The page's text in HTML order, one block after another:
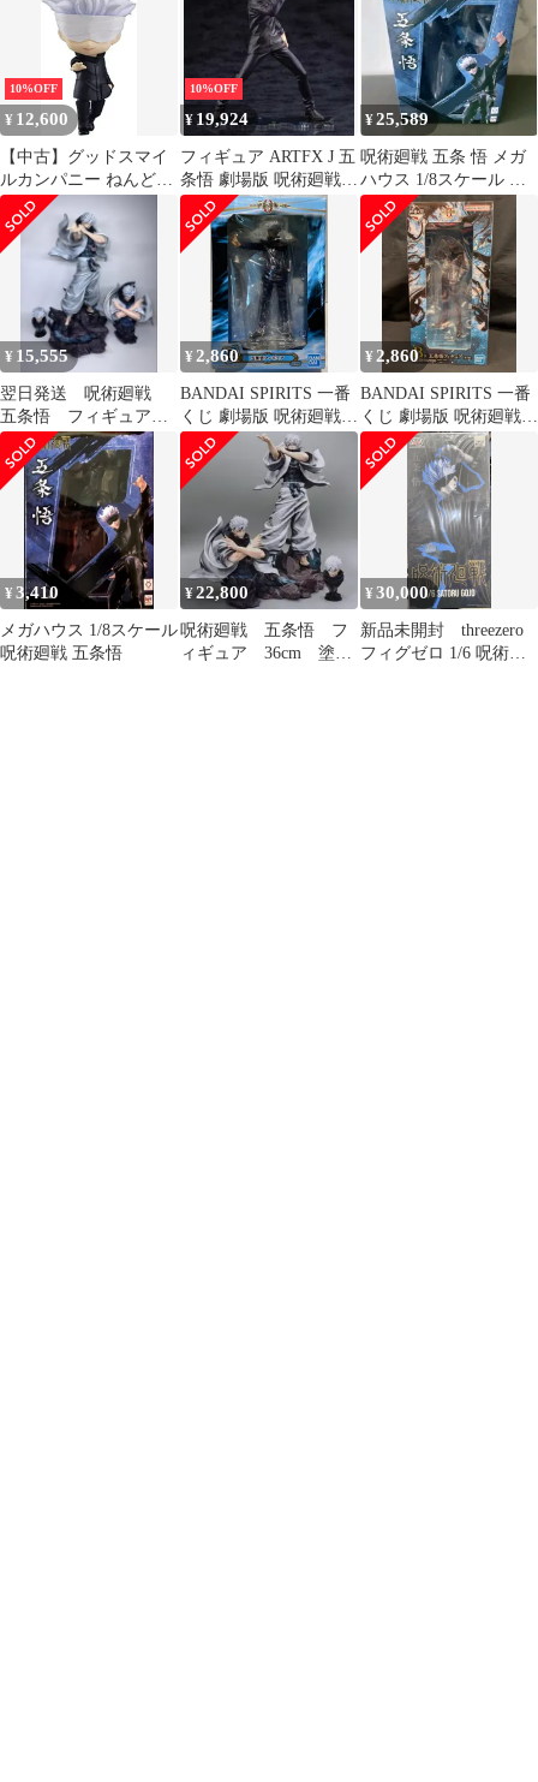
PVC製塗装済み完成品
TOHO animation STORE
10%OFF
¥ 12,600
【中古】グッドスマイ
ルカンパニー ねんどろ
いど 五条悟 劇場版 呪
術廻戦 0Ver. ノンスケ
ール ABS&PVC製 塗装
済み 可動フィギュア
10%OFF
¥ 19,924
フィギュア ARTFX J 五
条悟 劇場版 呪術廻戦 0
Ver. 「劇場版 呪術廻戦
0」 1/8 PVC製塗装済み
完成品 TOHO animation
STORE限定【10日以内
発送】
¥25,589
呪術廻戦 五条 悟 メガ
ハウス 1/8スケール フ
ィギュア 未開封
¥ 15,555
翌日発送 呪術廻戦
五条悟 フィギュア
PVC製品 ガレージキ
ット
¥ 2,860
BANDAI SPIRITS 一番
くじ 劇場版 呪術廻戦 0
顕現 B賞 五条悟 フィギ
ュア
¥ 2,860
BANDAI SPIRITS 一番
くじ 劇場版 呪術廻戦 0
1224 B賞 五条悟 フィギ
ュア
¥3,410
メガハウス 1/8スケール
呪術廻戦 五条悟
¥22,800
呪術廻戦 五条悟 フ
ィギュア 36cm 塗装
¥30,000
新品未開封 threezero
フィグゼロ 1/6 呪術廻